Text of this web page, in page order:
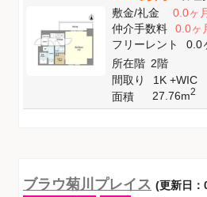
敷金/礼金 0.0ヶ
仲介手数料
0.0ヶ
フリーレント
0.0
所在階 2階
間取り
1K +WIC
面積
27.76m2
ブラウ菊川プレイス (更新日：